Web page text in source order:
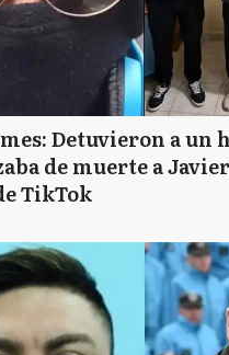
Detuvieron a un
de muerte a
TikTok